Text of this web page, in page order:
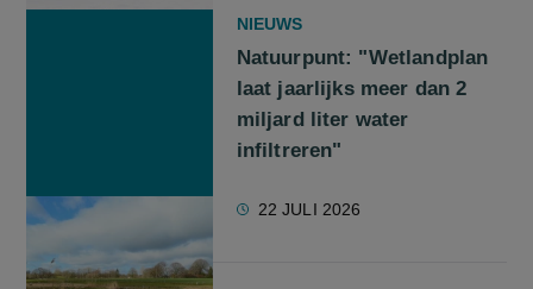
NIEUWS
Natuurpunt: "Wetlandplan
laat jaarlijks meer dan 2
miljard liter water
infiltreren"
22 JULI 2026